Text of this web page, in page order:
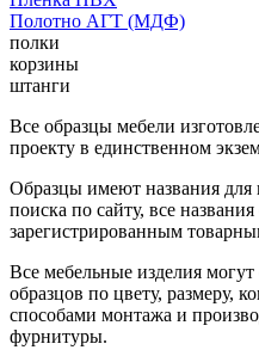
Полотно АГТ (МДФ)
полки
корзины
штанги
Все образцы мебели
проекту в единственном
Образцы имеют названия для
поиска по сайту, все
зарегистрированным
Все мебельные изделия
образцов по цвету, размеру,
способами монтажа и
фурнитуры.